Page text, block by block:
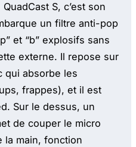
S, c’est son
un filtre anti-pop
et “b” explosifs sans
externe. Il repose sur
qui absorbe les
frappes), et il est
Sur le dessus, un
de couper le micro
la main, fonction